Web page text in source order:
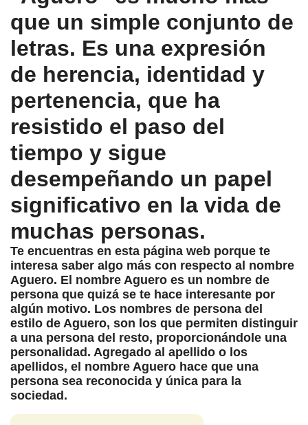
que un simple conjunto de
letras. Es una expresión
de herencia, identidad y
pertenencia, que ha
resistido el paso del
tiempo y sigue
desempeñando un papel
significativo en la vida de
muchas personas.
Te encuentras en esta página web porque te
interesa saber algo más con respecto al nombre
Aguero. El nombre Aguero es un nombre de
persona que quizá se te hace interesante por
algún motivo. Los nombres de persona del
estilo de Aguero, son los que permiten distinguir
a una persona del resto, proporcionándole una
personalidad. Agregado al apellido o los
apellidos, el nombre Aguero hace que una
persona sea reconocida y única para la
sociedad.